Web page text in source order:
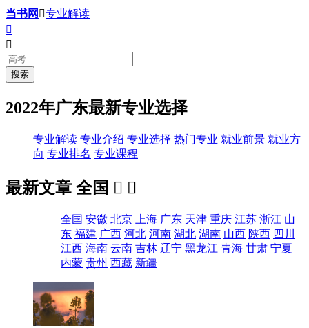
当书网 专业解读


2022年广东最新专业选择
专业解读 专业介绍 专业选择 热门专业 就业前景 就业方
向 专业排名 专业课程
最新文章 全国  
全国 安徽 北京 上海 广东 天津 重庆 江苏 浙江 山
东 福建 广西 河北 河南 湖北 湖南 山西 陕西 四川
江西 海南 云南 吉林 辽宁 黑龙江 青海 甘肃 宁夏
内蒙 贵州 西藏 新疆